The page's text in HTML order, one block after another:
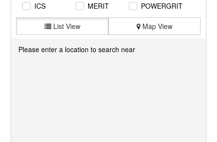
ICS
MERIT POWERGRIT
List View Map View
Please enter a location to search near